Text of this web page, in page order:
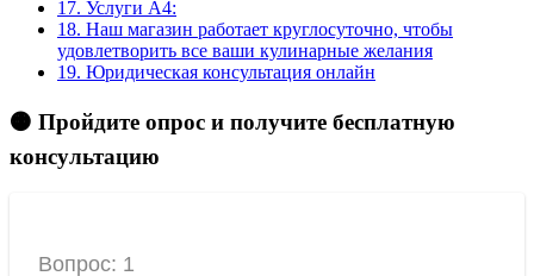
17. Услуги А4:
18. Наш магазин работает круглосуточно, чтобы
удовлетворить все ваши кулинарные желания
19. Юридическая консультация онлайн
🟠 Пройдите опрос и получите бесплатную
консультацию